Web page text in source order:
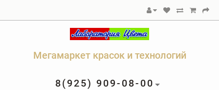
Мегамаркет красок и технологий
8(925) 909-08-00